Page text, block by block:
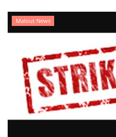
Malout News